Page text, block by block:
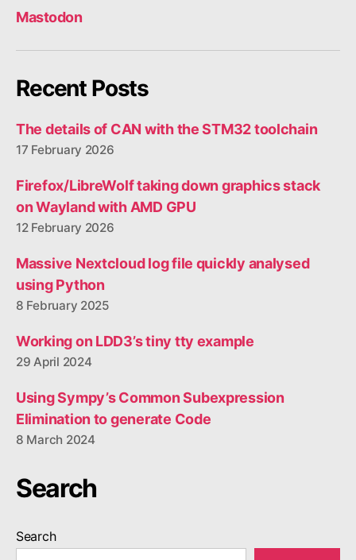
Mastodon
Recent Posts
The details of CAN with the STM32 toolchain
17 February 2026
Firefox/LibreWolf taking down graphics stack
on Wayland with AMD GPU
12 February 2026
Massive Nextcloud log file quickly analysed
using Python
8 February 2025
Working on LDD3’s tiny tty example
29 April 2024
Using Sympy’s Common Subexpression
Elimination to generate Code
8 March 2024
Search
Search